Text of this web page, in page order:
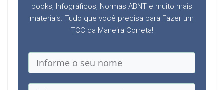
books, Infográficos, Normas ABNT e muito mais
materiais. Tudo que você precisa para Fazer um
TCC da Maneira Correta!